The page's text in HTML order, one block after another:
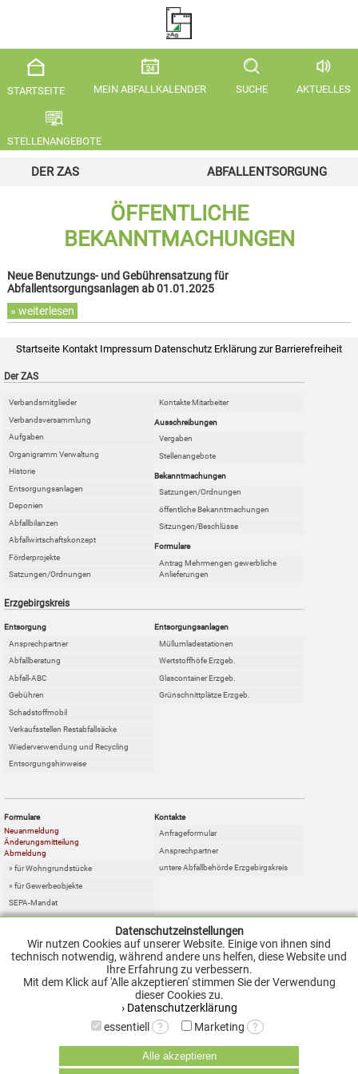
Datenschutzeinstellungen
Wir nutzen Cookies auf unserer Website. Einige von ihnen sind
technisch notwendig, während andere uns helfen, diese Website und
Ihre Erfahrung zu verbessern.
Mit dem Klick auf 'Alle akzeptieren' stimmen Sie der Verwendung
dieser Cookies zu.
› Datenschutzerklärung
essentiell ? Marketing ?
Alle akzeptieren
STARTSEITE MEIN ABFALLKALENDER SUCHE AKTUELLES
STELLENANGEBOTE
DER ZAS ABFALLENTSORGUNG
ÖFFENTLICHE
BEKANNTMACHUNGEN
Neue Benutzungs- und Gebührensatzung für
Abfallentsorgungsanlagen ab 01.01.2025
» weiterlesen
Startseite Kontakt Impressum Datenschutz Erklärung zur Barrierefreiheit
Der ZAS
Verbandsmitglieder
Verbandsversammlung
Aufgaben
Organigramm Verwaltung
Historie
Entsorgungsanlagen
Deponien
Abfallbilanzen
Abfallwirtschaftskonzept
Förderprojekte
Satzungen/Ordnungen
Kontakte Mitarbeiter
Ausschreibungen
Vergaben
Stellenangebote
Bekanntmachungen
Satzungen/Ordnungen
öffentliche Bekanntmachungen
Sitzungen/Beschlüsse
Formulare
Antrag Mehrmengen gewerbliche
Anlieferungen
Erzgebirgskreis
Entsorgung
Ansprechpartner
Abfallberatung
Abfall-ABC
Gebühren
Schadstoffmobil
Verkaufsstellen Restabfallsäcke
Wiederverwendung und Recycling
Entsorgungshinweise
Entsorgungsanlagen
Müllumladestationen
Wertstoffhöfe Erzgeb.
Glascontainer Erzgeb.
Grünschnittplätze Erzgeb.
Formulare
Neuanmeldung
Änderungsmitteilung
Abmeldung
» für Wohngrundstücke
» für Gewerbeobjekte
SEPA-Mandat
Online-Sperrabfallkarte
Sperrabfallcontainer
Anfragen
Kontakte
Anfrageformular
Ansprechpartner
untere Abfallbehörde Erzgebirgskreis
Landkreis Zwickau
Anlage Reinsdorf